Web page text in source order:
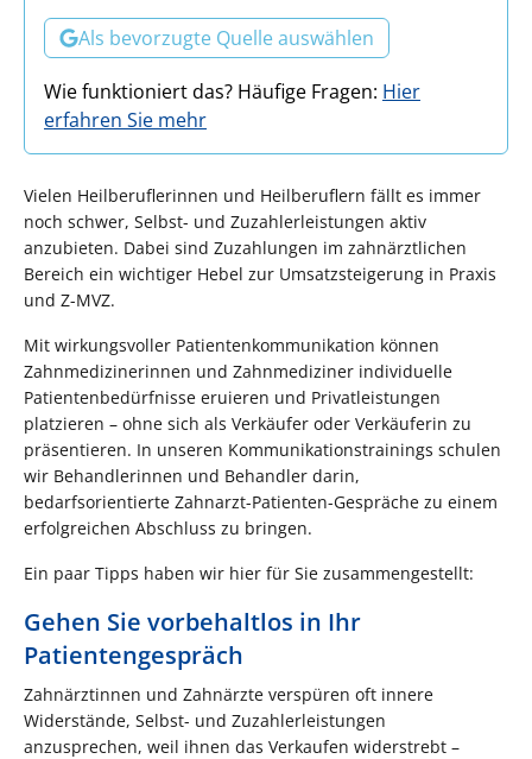
Als bevorzugte Quelle auswählen
Wie funktioniert das? Häufige Fragen: Hier
erfahren Sie mehr
Vielen Heilberuflerinnen und Heilberuflern fällt es immer
noch schwer, Selbst- und Zuzahlerleistungen aktiv
anzubieten. Dabei sind Zuzahlungen im zahnärztlichen
Bereich ein wichtiger Hebel zur Umsatzsteigerung in Praxis
und Z-MVZ.
Mit wirkungsvoller Patientenkommunikation können
Zahnmedizinerinnen und Zahnmediziner individuelle
Patientenbedürfnisse eruieren und Privatleistungen
platzieren – ohne sich als Verkäufer oder Verkäuferin zu
präsentieren. In unseren Kommunikationstrainings schulen
wir Behandlerinnen und Behandler darin,
bedarfsorientierte Zahnarzt-Patienten-Gespräche zu einem
erfolgreichen Abschluss zu bringen.
Ein paar Tipps haben wir hier für Sie zusammengestellt:
Gehen Sie vorbehaltlos in Ihr
Patientengespräch
Zahnärztinnen und Zahnärzte verspüren oft innere
Widerstände, Selbst- und Zuzahlerleistungen
anzusprechen, weil ihnen das Verkaufen widerstrebt –